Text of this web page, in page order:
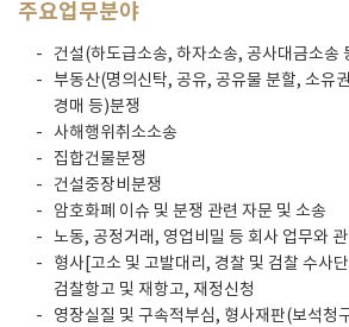
주요업무분야
건설(하도급소송, 하자소송, 공사대금소송
부동산(명의신탁, 공유, 공유물 분할, 소유
경매 등)분쟁
사해행위취소소송
집합건물분쟁
건설중장비분쟁
암호화폐 이슈 및 분쟁 관련 자문 및 소송
노동, 공정거래, 영업비밀 등 회사 업무와
형사[고소 및 고발대리, 경찰 및 검찰 수사
검찰항고 및 재항고, 재정신청
영장실질 및 구속적부심, 형사재판(보석청